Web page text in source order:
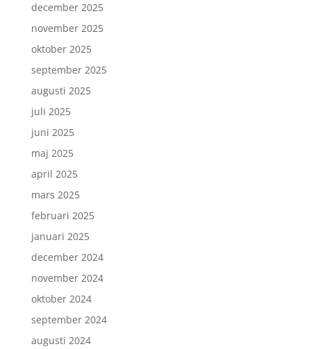
december 2025
november 2025
oktober 2025
september 2025
augusti 2025
juli 2025
juni 2025
maj 2025
april 2025
mars 2025
februari 2025
januari 2025
december 2024
november 2024
oktober 2024
september 2024
augusti 2024